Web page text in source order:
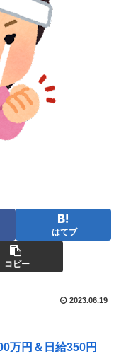
はてブ
コピー
2023.06.19
万円＆日給350円